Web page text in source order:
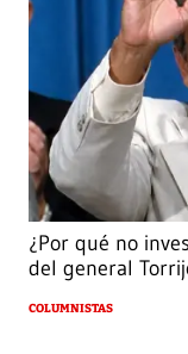
¿Por qué no
del general
COLUMNISTAS